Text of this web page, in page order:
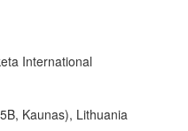
International
Kaunas), Lithuania